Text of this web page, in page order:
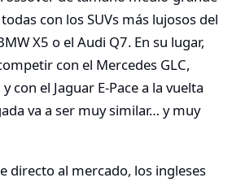
con los SUVs más lujosos del
X5 o el Audi Q7. En su lugar,
con el Mercedes GLC,
con el Jaguar E-Pace a la vuelta
va a ser muy similar… y muy
directo al mercado, los ingleses